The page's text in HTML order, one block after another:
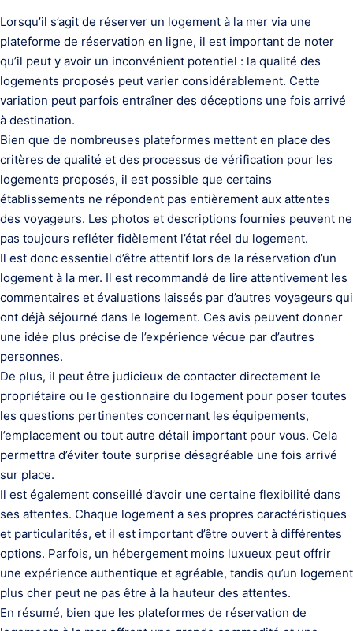
Lorsqu’il s’agit de réserver un logement à la mer via une
plateforme de réservation en ligne, il est important de noter
qu’il peut y avoir un inconvénient potentiel : la qualité des
logements proposés peut varier considérablement. Cette
variation peut parfois entraîner des déceptions une fois arrivé
à destination.
Bien que de nombreuses plateformes mettent en place des
critères de qualité et des processus de vérification pour les
logements proposés, il est possible que certains
établissements ne répondent pas entièrement aux attentes
des voyageurs. Les photos et descriptions fournies peuvent ne
pas toujours refléter fidèlement l’état réel du logement.
Il est donc essentiel d’être attentif lors de la réservation d’un
logement à la mer. Il est recommandé de lire attentivement les
commentaires et évaluations laissés par d’autres voyageurs qui
ont déjà séjourné dans le logement. Ces avis peuvent donner
une idée plus précise de l’expérience vécue par d’autres
personnes.
De plus, il peut être judicieux de contacter directement le
propriétaire ou le gestionnaire du logement pour poser toutes
les questions pertinentes concernant les équipements,
l’emplacement ou tout autre détail important pour vous. Cela
permettra d’éviter toute surprise désagréable une fois arrivé
sur place.
Il est également conseillé d’avoir une certaine flexibilité dans
ses attentes. Chaque logement a ses propres caractéristiques
et particularités, et il est important d’être ouvert à différentes
options. Parfois, un hébergement moins luxueux peut offrir
une expérience authentique et agréable, tandis qu’un logement
plus cher peut ne pas être à la hauteur des attentes.
En résumé, bien que les plateformes de réservation de